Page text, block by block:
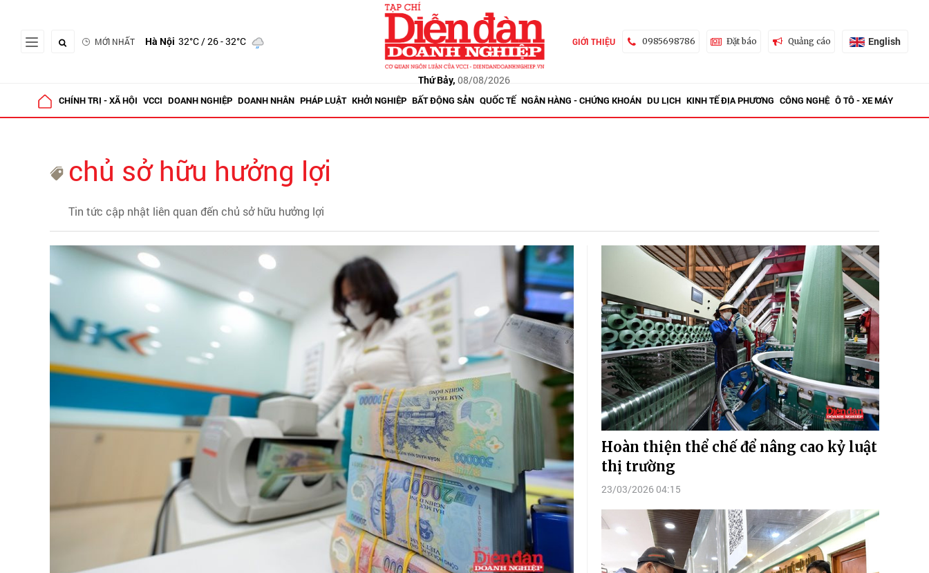
MỚI NHẤT Hà Nội 32°C/ 26 - 32°C
Thứ Bảy, 08/08/2026
GIỚI THIỆU 0985698786 Đặt báo Quảng cáo English
CHÍNH TRỊ - XÃ HỘI VCCI DOANH NGHIỆP DOANH NHÂN PHÁP LUẬT KHỞI NGHIỆP BẤT ĐỘNG SẢN QUỐC TẾ NGÂN HÀNG - CHỨNG KHOÁN DU LỊCH KINH TẾ ĐỊA PHƯƠNG CÔNG NGHỆ Ô TÔ - XE MÁY
chủ sở hữu hưởng lợi
Tin tức cập nhật liên quan đến chủ sở hữu hưởng lợi
Hoàn thiện thể chế để nâng cao kỷ luật
thị trường
23/03/2026 04:15